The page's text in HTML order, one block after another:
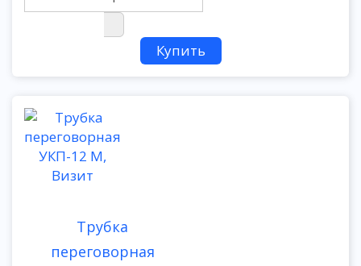
Трубка
переговорная